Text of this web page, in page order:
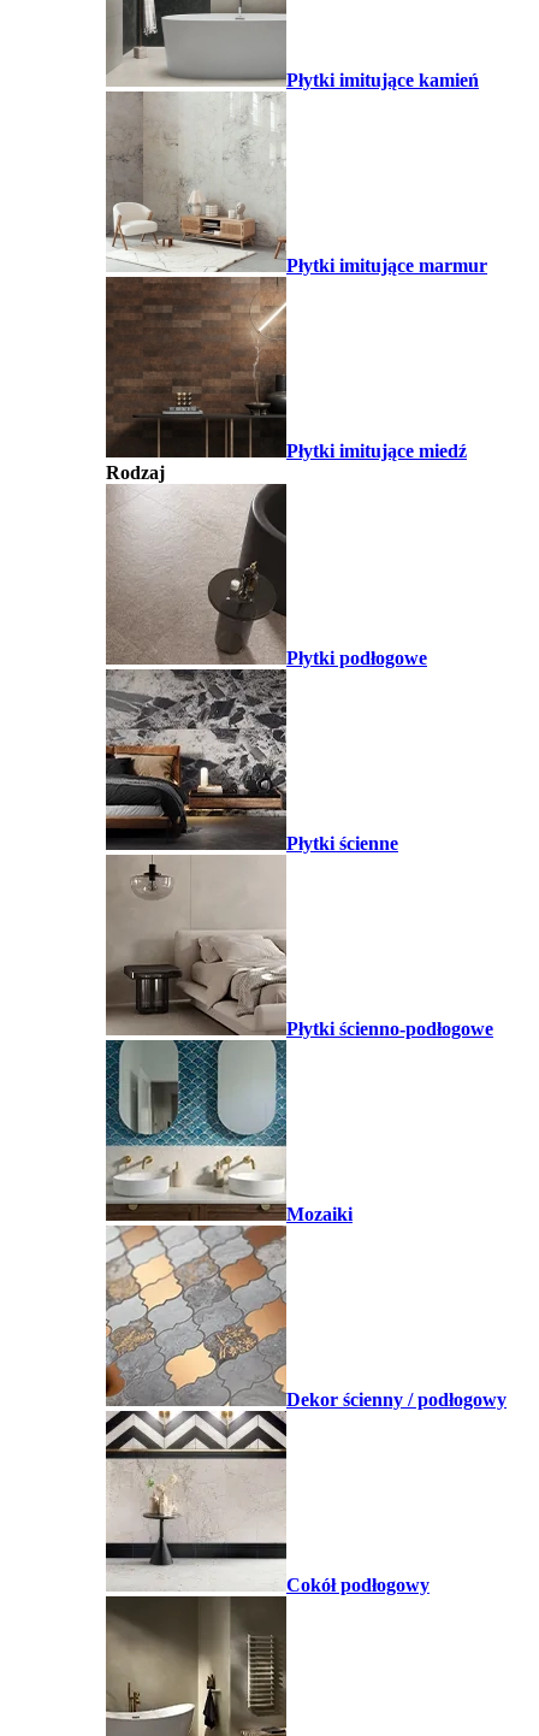
Płytki imitujące kamień
Płytki imitujące marmur
Płytki imitujące miedź
Rodzaj
Płytki podłogowe
Płytki ścienne
Płytki ścienno-podłogowe
Mozaiki
Dekor ścienny / podłogowy
Cokół podłogowy